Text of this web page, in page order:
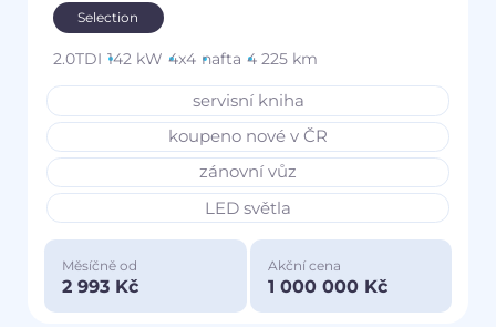
Selection
2.0TDI 142 kW 4x4 nafta 4 225 km
servisní kniha
koupeno nové v ČR
zánovní vůz
LED světla
Měsíčně od
2 993 Kč
Akční cena
1 000 000 Kč